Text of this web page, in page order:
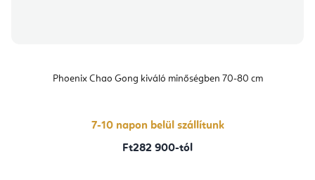
Phoenix Chao Gong kiváló minőségben 70-80 cm
7-10 napon belül szállítunk
Ft282 900-tól